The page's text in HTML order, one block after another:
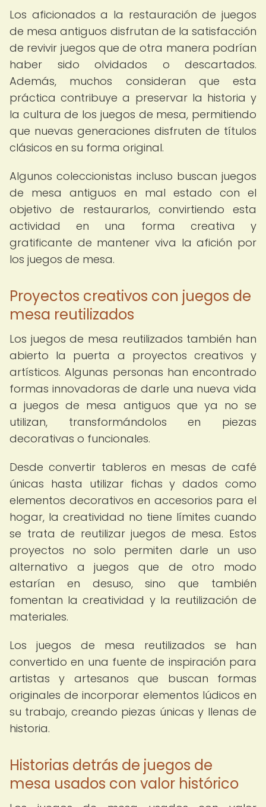
Los aficionados a la restauración de juegos
de mesa antiguos disfrutan de la satisfacción
de revivir juegos que de otra manera podrían
haber sido olvidados o descartados.
Además, muchos consideran que esta
práctica contribuye a preservar la historia y
la cultura de los juegos de mesa, permitiendo
que nuevas generaciones disfruten de títulos
clásicos en su forma original.
Algunos coleccionistas incluso buscan juegos
de mesa antiguos en mal estado con el
objetivo de restaurarlos, convirtiendo esta
actividad en una forma creativa y
gratificante de mantener viva la afición por
los juegos de mesa.
Proyectos creativos con juegos de
mesa reutilizados
Los juegos de mesa reutilizados también han
abierto la puerta a proyectos creativos y
artísticos. Algunas personas han encontrado
formas innovadoras de darle una nueva vida
a juegos de mesa antiguos que ya no se
utilizan, transformándolos en piezas
decorativas o funcionales.
Desde convertir tableros en mesas de café
únicas hasta utilizar fichas y dados como
elementos decorativos en accesorios para el
hogar, la creatividad no tiene límites cuando
se trata de reutilizar juegos de mesa. Estos
proyectos no solo permiten darle un uso
alternativo a juegos que de otro modo
estarían en desuso, sino que también
fomentan la creatividad y la reutilización de
materiales.
Los juegos de mesa reutilizados se han
convertido en una fuente de inspiración para
artistas y artesanos que buscan formas
originales de incorporar elementos lúdicos en
su trabajo, creando piezas únicas y llenas de
historia.
Historias detrás de juegos de
mesa usados con valor histórico